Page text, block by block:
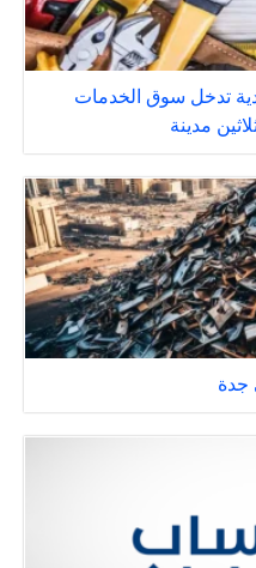
تدخل سوق الخدمات
مدينة
جدة